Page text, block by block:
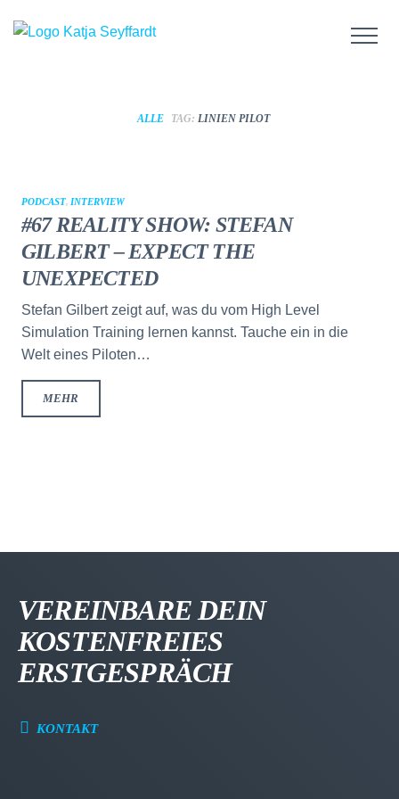
ALLE TAG: LINIEN PILOT
PODCAST, INTERVIEW
#67 REALITY SHOW: STEFAN
GILBERT – EXPECT THE
UNEXPECTED
Stefan Gilbert zeigt auf, was du vom High Level
Simulation Training lernen kannst. Tauche ein in die
Welt eines Piloten…
MEHR
VEREINBARE DEIN
KOSTENFREIES
ERSTGESPRÄCH
KONTAKT